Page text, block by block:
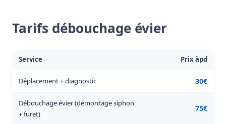
Tarifs débouchage évier
Service Prix àpd
Déplacement + diagnostic 30€
Débouchage évier (démontage siphon
+ furet)
75€